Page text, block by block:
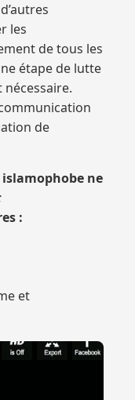
les
de tous les
étape de lutte
nécessaire.
de
ne
:
et